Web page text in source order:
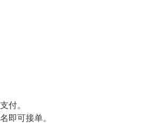
付。
即可接单。